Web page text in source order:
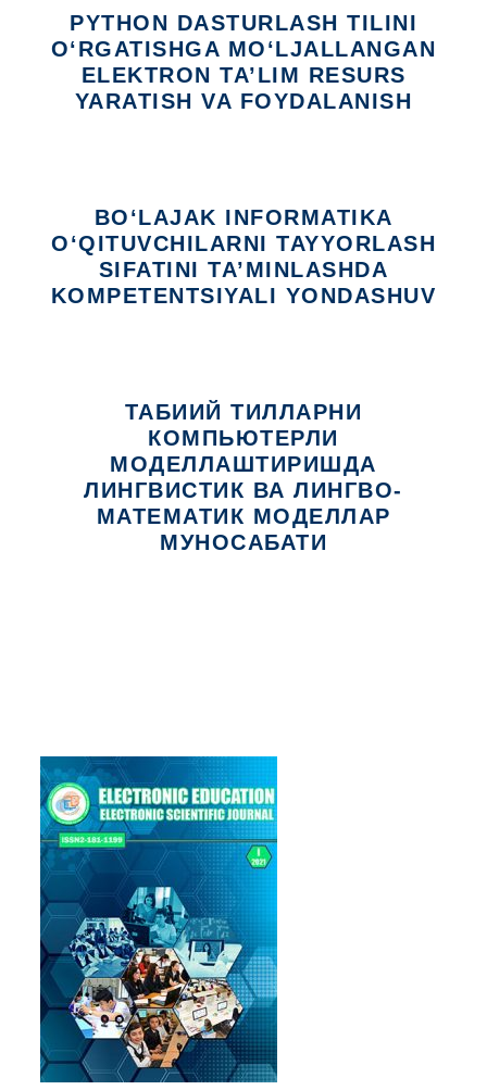
PYTHON DASTURLASH TILINI
O‘RGATISHGA MO‘LJALLANGAN
ELEKTRON TA’LIM RESURS
YARATISH VA FOYDALANISH
BO‘LAJAK INFORMATIKA
O‘QITUVCHILARNI TAYYORLASH
SIFATINI TA’MINLASHDA
KOMPETENTSIYALI YONDASHUV
ТАБИИЙ ТИЛЛАРНИ
КОМПЬЮТЕРЛИ
МОДЕЛЛАШТИРИШДА
ЛИНГВИСТИК ВА ЛИНГВО-
МАТЕМАТИК МОДЕЛЛАР
МУНОСАБАТИ